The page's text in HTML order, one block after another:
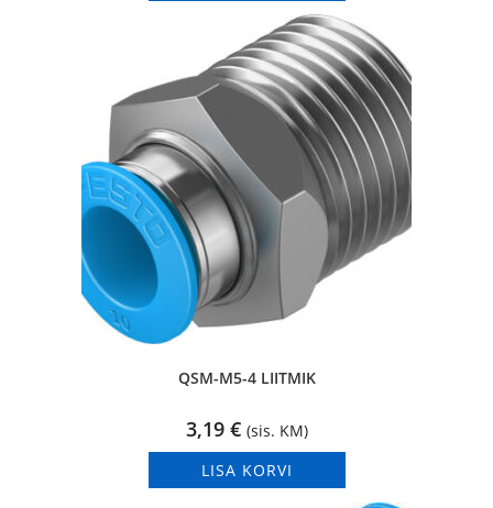
QSM-M5-4 LIITMIK
3,19 € (sis. KM)
LISA KORVI